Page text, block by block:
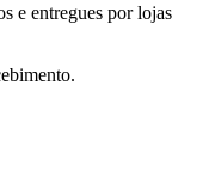
e entregues por lojas